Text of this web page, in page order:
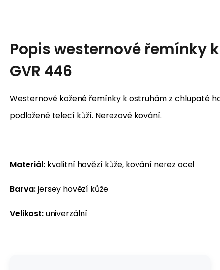
Popiswesternové řemínky
GVR 446
Westernové kožené řemínky k ostruhám z chlupaté
podložené telecí kůží. Nerezové kování.
Materiál: kvalitní hovězí kůže, kování nerez ocel
Barva:jersey hovězí kůže
Velikost:univerzální